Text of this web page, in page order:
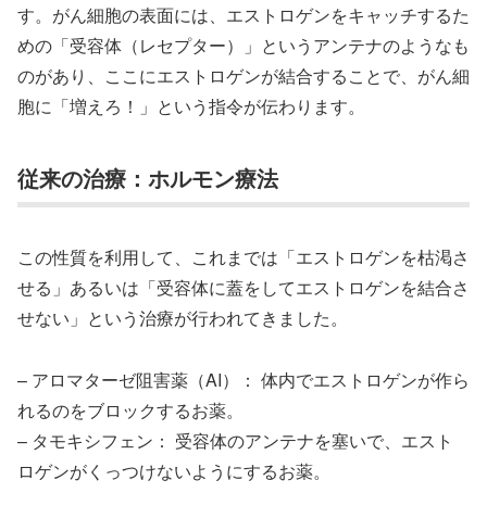
す。がん細胞の表面には、エストロゲンをキャッチするた
めの「受容体（レセプター）」というアンテナのようなも
のがあり、ここにエストロゲンが結合することで、がん細
胞に「増えろ！」という指令が伝わります。
従来の治療：ホルモン療法
この性質を利用して、これまでは「エストロゲンを枯渇さ
せる」あるいは「受容体に蓋をしてエストロゲンを結合さ
せない」という治療が行われてきました。
– アロマターゼ阻害薬（AI）： 体内でエストロゲンが作ら
れるのをブロックするお薬。
– タモキシフェン： 受容体のアンテナを塞いで、エスト
ロゲンがくっつけないようにするお薬。